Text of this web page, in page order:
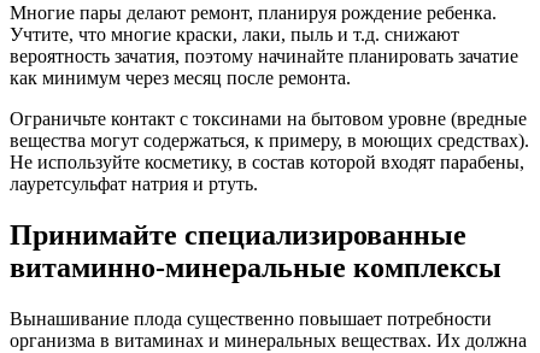
Многие пары делают ремонт, планируя рождение ребенка.
Учтите, что многие краски, лаки, пыль и т.д. снижают
вероятность зачатия, поэтому начинайте планировать зачатие
как минимум через месяц после ремонта.
Ограничьте контакт с токсинами на бытовом уровне (вредные
вещества могут содержаться, к примеру, в моющих средствах).
Не используйте косметику, в состав которой входят парабены,
лауретсульфат натрия и ртуть.
Принимайте специализированные
витаминно-минеральные комплексы
Вынашивание плода существенно повышает потребности
организма в витаминах и минеральных веществах. Их должна